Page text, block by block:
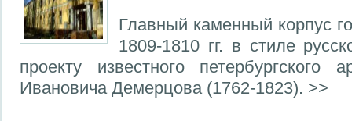
Главный каменный корпус
1809-1810 гг. в стиле
проекту известного петербургского
Ивановича Демерцова (1762-1823). >>